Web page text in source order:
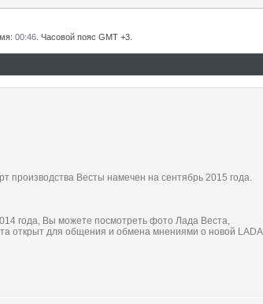
00:46 . Часовой пояс GMT +3.
Весты намечен на сентябрь 2015 года.
года, Вы можете посмотреть фото Лада Веста,
открыт для общения и обмена мнениями о новой LADA